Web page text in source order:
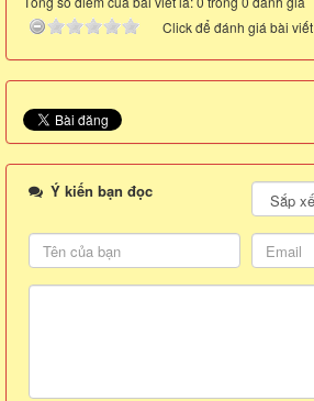
Click để đánh giá bài viết
Ý kiến bạn đọc